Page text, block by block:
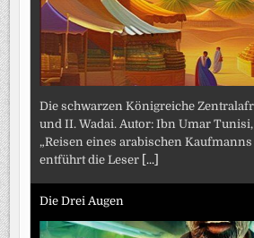
Die schwarzen Königreiche
und II. Wadai. Autor: Ibn Umar
„Reisen eines arabischen Kaufmanns
entführt die Leser [...]
Die Drei Augen